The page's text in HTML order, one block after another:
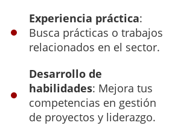
Experiencia práctica:
Busca prácticas o trabajos
relacionados en el sector.
Desarrollo de
habilidades: Mejora tus
competencias en gestión
de proyectos y liderazgo.